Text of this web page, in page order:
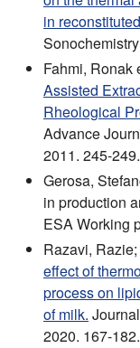
in
Fahmi, Ronak
Assisted
Rheological
Advance
2011. 245-249.
Gerosa,
in production
ESA Working
Razavi,
effect of
process on
of milk.
2020. 167-182.